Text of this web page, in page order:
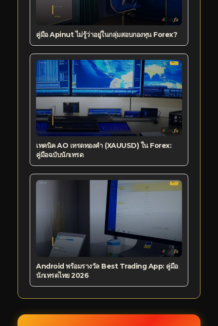
คู่มือ Apinut ไม่รู้ว่าอยู่ในกลุ่มสอบกองทุน Forex?
เทคนิค AO เทรดทองคำ (XAUUSD) ใน Forex:
คู่มือฉบับนักเทรด
Android พร้อมรางวัล Best Trading App: คู่มือ
นักเทรดไทย 2026